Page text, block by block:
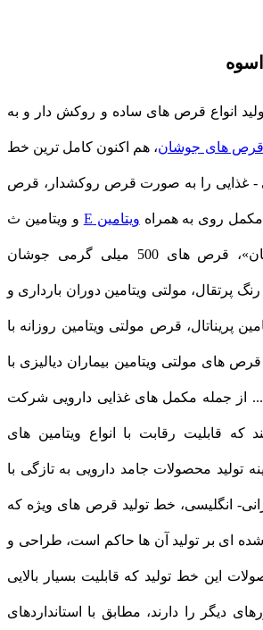
انواع قرص های ساده و روكش دار و به
قرص های جوشان، هم اكنون كامل ترین خط
- غذایی را به صورت قرص روكشدار، قرص
روی به همراه ویتامین E و ویتامین ث
با عنوان «زینك جوشان»، قرص های 500 میلی گرمی جوشان
پرتقال، مولتی ویتامین دوران بارداری و
پریناتال، قرص مولتی ویتامین روزانه با
های مولتی ویتامین بیماران دیالیزی با
... از جمله مكمل های غذایی دارویی شركت
كه قابلیت رقابت با انواع ویتامین های
تولید محصولات جامد دارویی به تازگی با
انگلیسی، خط تولید قرص های ویژه كه
ای بر تولید آن ها حاكم است، طراحی و
این خط تولید كه قابلیت بسیار بالایی
دیگر را دارند، مطابق با استانداردهای